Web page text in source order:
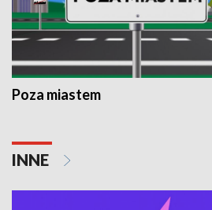
Poza miastem
INNE